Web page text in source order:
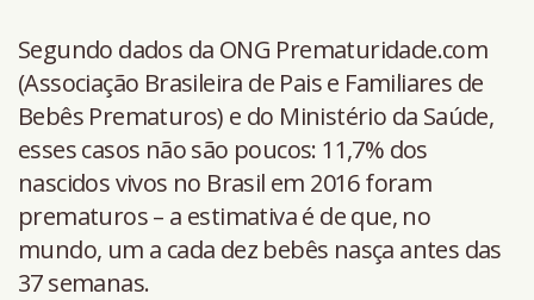
Segundo dados da ONG Prematuridade.com
(Associação Brasileira de Pais e Familiares de
Bebês Prematuros) e do Ministério da Saúde,
esses casos não são poucos: 11,7% dos
nascidos vivos no Brasil em 2016 foram
prematuros – a estimativa é de que, no
mundo, um a cada dez bebês nasça antes das
37 semanas.